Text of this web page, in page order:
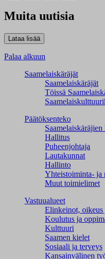
Muita uutisia
Palaa alkuun
Saamelaiskäräjät
Saamelaiskäräjät
Töissä
Päätöksenteko
Hallitus
Puheenjohtaja
Lautakunnat
Hallinto
Yhteistoiminta- ja
Muut toimielimet
Vastuualueet
Elinkeinot, oikeus
Koulutus ja
Kulttuuri
Saamen kielet
Sosiaali ja terveys
Kansainvälinen